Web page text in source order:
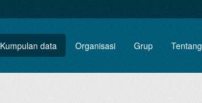
Kumpulan data Organisasi Grup Tentang